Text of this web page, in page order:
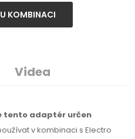
KOMBINACI
Videa
tento adaptér určen
v kombinaci s Electro